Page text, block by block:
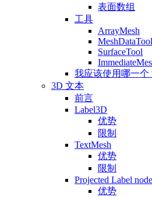
表面数组
工具
ArrayMesh
MeshDataTool
SurfaceTool
我应该使用哪一个
3D 文本
前言
Label3D
优势
限制
TextMesh
优势
限制
Projected Label
优势